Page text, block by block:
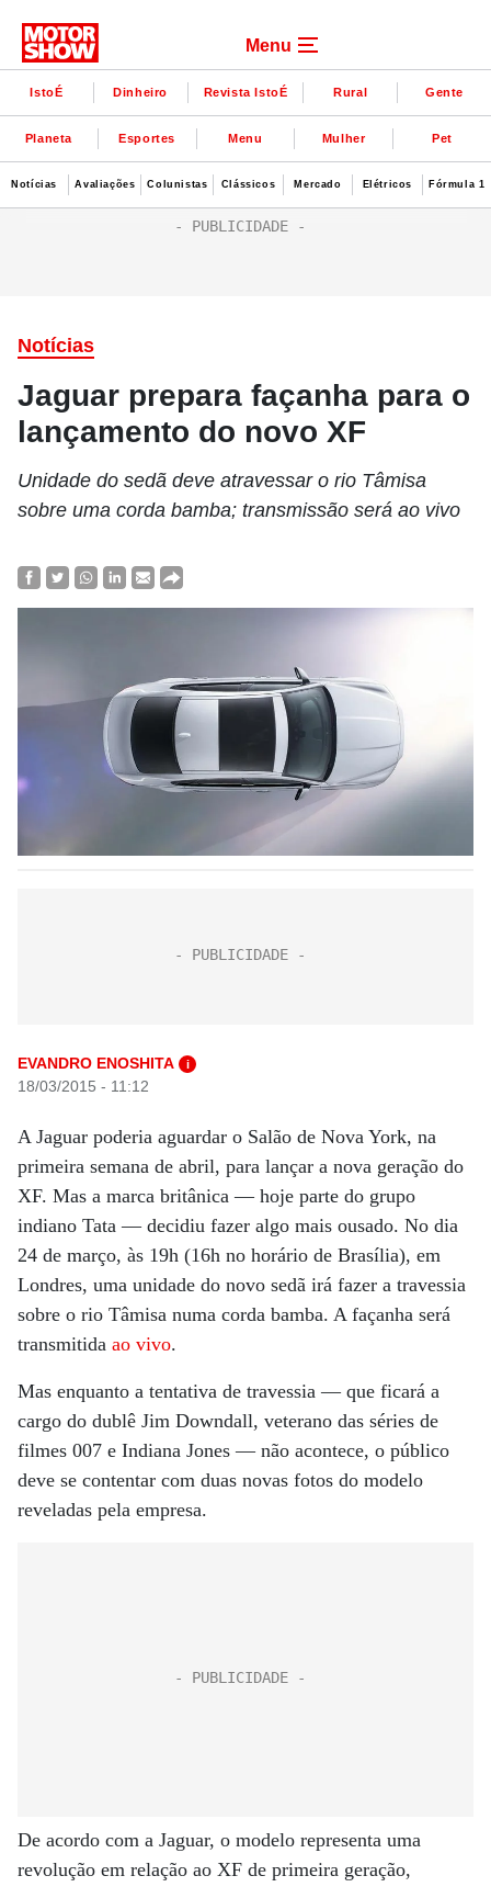
Menu
IstoÉ Dinheiro Revista IstoÉ Rural Gente
Planeta Esportes Menu Mulher Pet
Notícias Avaliações Colunistas Clássicos Mercado Elétricos Fórmula 1
Notícias
Jaguar prepara façanha para o
lançamento do novo XF
Unidade do sedã deve atravessar o rio Tâmisa
sobre uma corda bamba; transmissão será ao vivo
EVANDRO ENOSHITA i
18/03/2015 - 11:12
A Jaguar poderia aguardar o Salão de Nova York, na
primeira semana de abril, para lançar a nova geração do
XF. Mas a marca britânica — hoje parte do grupo
indiano Tata — decidiu fazer algo mais ousado. No dia
24 de março, às 19h (16h no horário de Brasília), em
Londres, uma unidade do novo sedã irá fazer a travessia
sobre o rio Tâmisa numa corda bamba. A façanha será
transmitida ao vivo.
Mas enquanto a tentativa de travessia — que ficará a
cargo do dublê Jim Downdall, veterano das séries de
filmes 007 e Indiana Jones — não acontece, o público
deve se contentar com duas novas fotos do modelo
reveladas pela empresa.
De acordo com a Jaguar, o modelo representa uma
revolução em relação ao XF de primeira geração,